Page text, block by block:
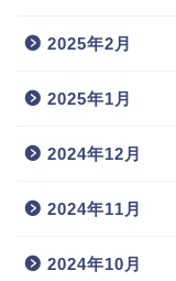
2025年2月
2025年1月
2024年12月
2024年11月
2024年10月